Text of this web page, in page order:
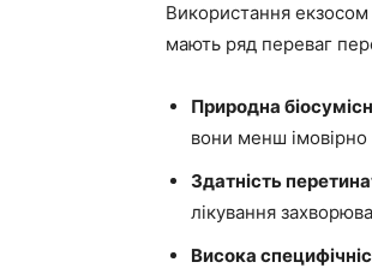
Використання
мають ряд переваг
Природна
вони менш імовірно
Здатність
лікування
Висока